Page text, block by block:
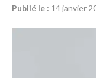
Publié le : 14 janvier